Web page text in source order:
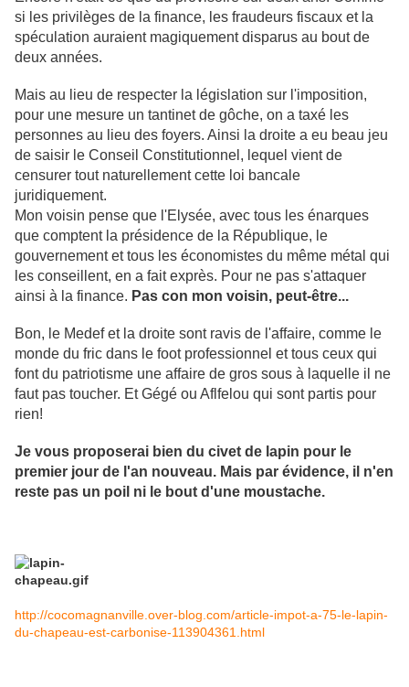
si les privilèges de la finance, les fraudeurs fiscaux et la
spéculation auraient magiquement disparus au bout de
deux années.
Mais au lieu de respecter la législation sur l'imposition,
pour une mesure un tantinet de gôche, on a taxé les
personnes au lieu des foyers. Ainsi la droite a eu beau jeu
de saisir le Conseil Constitutionnel, lequel vient de
censurer tout naturellement cette loi bancale
juridiquement.
Mon voisin pense que l'Elysée, avec tous les énarques
que comptent la présidence de la République, le
gouvernement et tous les économistes du même métal qui
les conseillent, en a fait exprès. Pour ne pas s'attaquer
ainsi à la finance. Pas con mon voisin, peut-être...
Bon, le Medef et la droite sont ravis de l'affaire, comme le
monde du fric dans le foot professionnel et tous ceux qui
font du patriotisme une affaire de gros sous à laquelle il ne
faut pas toucher. Et Gégé ou Aflfelou qui sont partis pour
rien!
Je vous proposerai bien du civet de lapin pour le
premier jour de l'an nouveau. Mais par évidence, il n'en
reste pas un poil ni le bout d'une moustache.
http://cocomagnanville.over-blog.com/article-impot-a-75-le-lapin-
du-chapeau-est-carbonise-113904361.html